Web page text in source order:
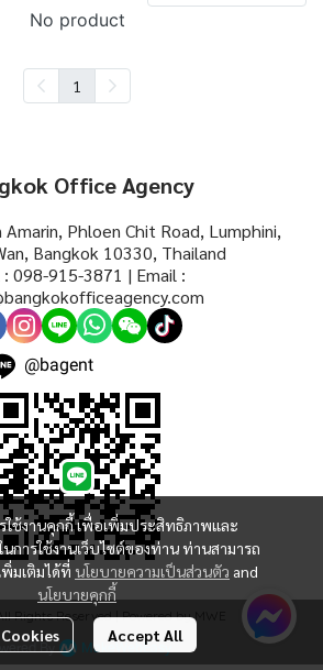
No product
1
ใช้งานคุกกี้ เพื่อเพิ่มประสิทธิภาพและ
การใช้งานเว็บไซต์ของท่าน ท่านสามารถ
มเติมได้ที่ นโยบายความเป็นส่วนตัว and
นโยบายคุกกี้
Accept All
Office Agency
Amarin, Phloen Chit Road, Lumphini,
Bangkok 10330, Thailand
: 098-915-3871 | Email :
@bagent
Rights Reserved | Powered by MWE
By MakeWebEasy